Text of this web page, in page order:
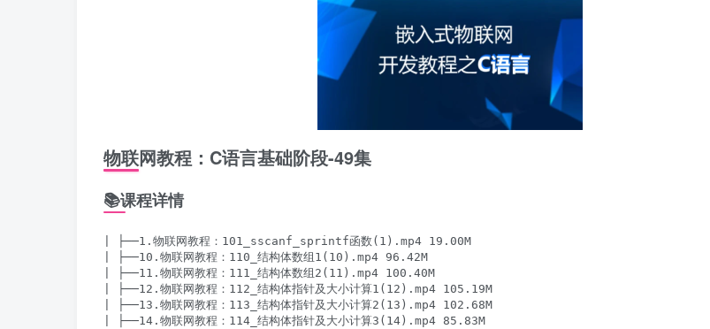
物联网教程：C语言基础阶段-49集
📚课程详情
| ├──1.物联网教程：101_sscanf_sprintf函数(1).mp4 19.00M
| ├──10.物联网教程：110_结构体数组1(10).mp4 96.42M
| ├──11.物联网教程：111_结构体数组2(11).mp4 100.40M
| ├──12.物联网教程：112_结构体指针及大小计算1(12).mp4 105.19M
| ├──13.物联网教程：113_结构体指针及大小计算2(13).mp4 102.68M
| ├──14.物联网教程：114_结构体指针及大小计算3(14).mp4 85.83M